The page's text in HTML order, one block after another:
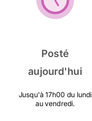
Posté
aujourd'hui
Jusqu'à 17h00 du lundi
au vendredi.